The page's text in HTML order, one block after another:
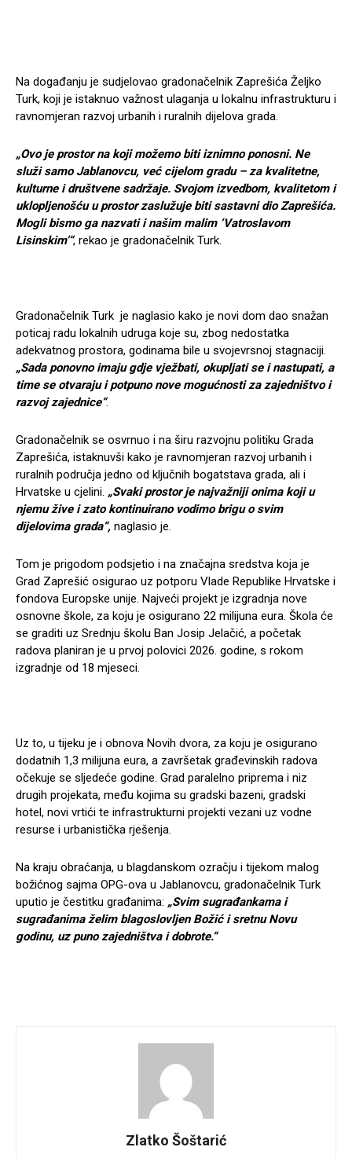
Na događanju je sudjelovao gradonačelnik Zaprešića Željko
Turk, koji je istaknuo važnost ulaganja u lokalnu infrastrukturu i
ravnomjeran razvoj urbanih i ruralnih dijelova grada.
„Ovo je prostor na koji možemo biti iznimno ponosni. Ne
služi samo Jablanovcu, već cijelom gradu – za kvalitetne,
kulturne i društvene sadržaje. Svojom izvedbom, kvalitetom i
uklopljenošću u prostor zaslužuje biti sastavni dio Zaprešića.
Mogli bismo ga nazvati i našim malim ‘Vatroslavom
Lisinskim’“, rekao je gradonačelnik Turk.
Gradonačelnik Turk je naglasio kako je novi dom dao snažan
poticaj radu lokalnih udruga koje su, zbog nedostatka
adekvatnog prostora, godinama bile u svojevrsnoj stagnaciji.
„Sada ponovno imaju gdje vježbati, okupljati se i nastupati, a
time se otvaraju i potpuno nove mogućnosti za zajedništvo i
razvoj zajednice“.
Gradonačelnik se osvrnuo i na širu razvojnu politiku Grada
Zaprešića, istaknuvši kako je ravnomjeran razvoj urbanih i
ruralnih područja jedno od ključnih bogatstava grada, ali i
Hrvatske u cjelini. „Svaki prostor je najvažniji onima koji u
njemu žive i zato kontinuirano vodimo brigu o svim
dijelovima grada“, naglasio je.
Tom je prigodom podsjetio i na značajna sredstva koja je
Grad Zaprešić osigurao uz potporu Vlade Republike Hrvatske i
fondova Europske unije. Najveći projekt je izgradnja nove
osnovne škole, za koju je osigurano 22 milijuna eura. Škola će
se graditi uz Srednju školu Ban Josip Jelačić, a početak
radova planiran je u prvoj polovici 2026. godine, s rokom
izgradnje od 18 mjeseci.
Uz to, u tijeku je i obnova Novih dvora, za koju je osigurano
dodatnih 1,3 milijuna eura, a završetak građevinskih radova
očekuje se sljedeće godine. Grad paralelno priprema i niz
drugih projekata, među kojima su gradski bazeni, gradski
hotel, novi vrtići te infrastrukturni projekti vezani uz vodne
resurse i urbanistička rješenja.
Na kraju obraćanja, u blagdanskom ozračju i tijekom malog
božićnog sajma OPG-ova u Jablanovcu, gradonačelnik Turk
uputio je čestitku građanima: „Svim sugrađankama i
sugrađanima želim blagoslovljen Božić i sretnu Novu
godinu, uz puno zajedništva i dobrote.“
Zlatko Šoštarić